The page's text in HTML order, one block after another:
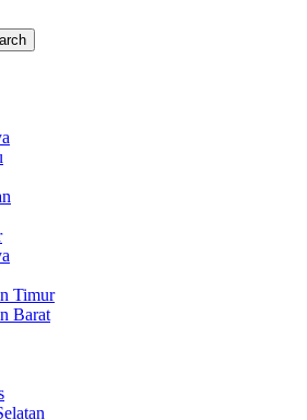
Timur
Barat